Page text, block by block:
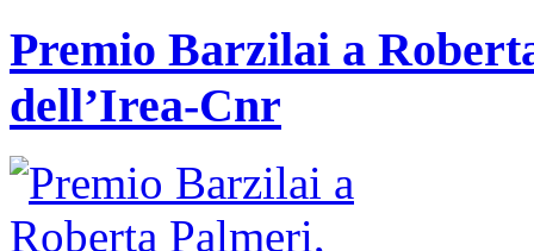
Premio Barzilai a
dell’Irea-Cnr